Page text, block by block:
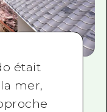
était
mer,